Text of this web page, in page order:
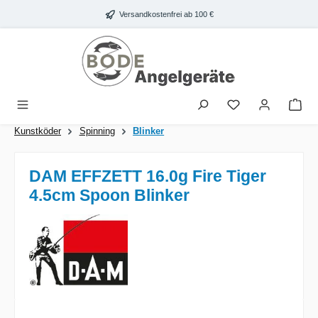
Zum Hauptinhalt springen Versandkostenfrei ab 100 €
Kunstköder Spinning Blinker
DAM EFFZETT 16.0g Fire Tiger
4.5cm Spoon Blinker